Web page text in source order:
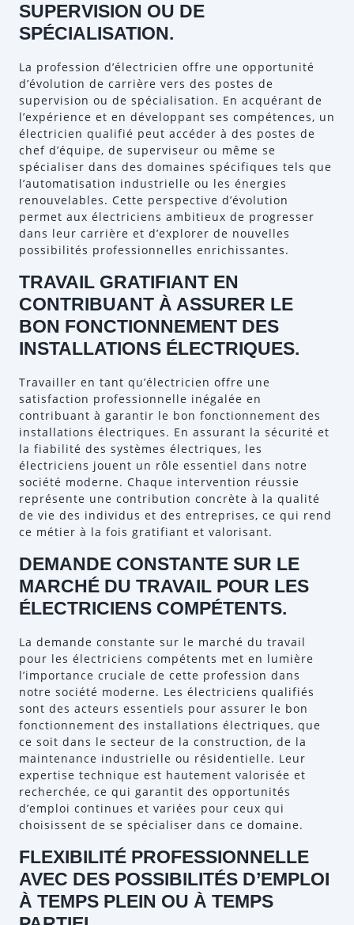
SUPERVISION OU DE
SPÉCIALISATION.
La profession d’électricien offre une opportunité
d’évolution de carrière vers des postes de
supervision ou de spécialisation. En acquérant de
l’expérience et en développant ses compétences, un
électricien qualifié peut accéder à des postes de
chef d’équipe, de superviseur ou même se
spécialiser dans des domaines spécifiques tels que
l’automatisation industrielle ou les énergies
renouvelables. Cette perspective d’évolution
permet aux électriciens ambitieux de progresser
dans leur carrière et d’explorer de nouvelles
possibilités professionnelles enrichissantes.
TRAVAIL GRATIFIANT EN
CONTRIBUANT À ASSURER LE
BON FONCTIONNEMENT DES
INSTALLATIONS ÉLECTRIQUES.
Travailler en tant qu’électricien offre une
satisfaction professionnelle inégalée en
contribuant à garantir le bon fonctionnement des
installations électriques. En assurant la sécurité et
la fiabilité des systèmes électriques, les
électriciens jouent un rôle essentiel dans notre
société moderne. Chaque intervention réussie
représente une contribution concrète à la qualité
de vie des individus et des entreprises, ce qui rend
ce métier à la fois gratifiant et valorisant.
DEMANDE CONSTANTE SUR LE
MARCHÉ DU TRAVAIL POUR LES
ÉLECTRICIENS COMPÉTENTS.
La demande constante sur le marché du travail
pour les électriciens compétents met en lumière
l’importance cruciale de cette profession dans
notre société moderne. Les électriciens qualifiés
sont des acteurs essentiels pour assurer le bon
fonctionnement des installations électriques, que
ce soit dans le secteur de la construction, de la
maintenance industrielle ou résidentielle. Leur
expertise technique est hautement valorisée et
recherchée, ce qui garantit des opportunités
d’emploi continues et variées pour ceux qui
choisissent de se spécialiser dans ce domaine.
FLEXIBILITÉ PROFESSIONNELLE
AVEC DES POSSIBILITÉS D’EMPLOI
À TEMPS PLEIN OU À TEMPS